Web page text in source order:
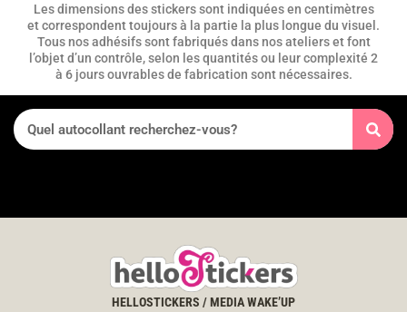
Les dimensions des stickers sont indiquées en centimètres
et correspondent toujours à la partie la plus longue du visuel.
Tous nos adhésifs sont fabriqués dans nos ateliers et font
l’objet d’un contrôle, selon les quantités ou leur complexité 2
à 6 jours ouvrables de fabrication sont nécessaires.
HELLOSTICKERS / MEDIA WAKE’UP